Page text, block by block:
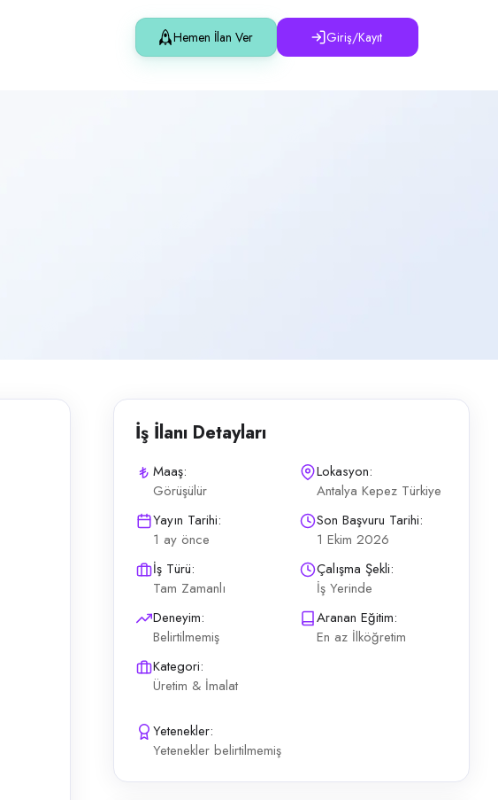
aranmıyor; iş bizzat öğretiliyor. Hamura yatkınlık yeterlidir. Vardiyalı
Hemen İlan Ver Giriş/Kayıt
İş İlanı Detayları
Maaş:
Görüşülür
Lokasyon:
Antalya Kepez Türkiye
Yayın Tarihi:
1 ay önce
Son Başvuru Tarihi:
1 Ekim 2026
İş Türü:
Tam Zamanlı
Çalışma Şekli:
İş Yerinde
Deneyim:
Belirtilmemiş
Aranan Eğitim:
En az İlköğretim
Kategori:
Üretim & İmalat
Yetenekler:
Yetenekler belirtilmemiş